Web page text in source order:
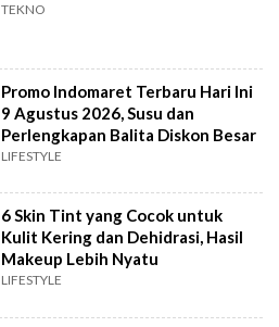
TEKNO
Promo Indomaret Terbaru Hari Ini
9 Agustus 2026, Susu dan
Perlengkapan Balita Diskon Besar
LIFESTYLE
6 Skin Tint yang Cocok untuk
Kulit Kering dan Dehidrasi, Hasil
Makeup Lebih Nyatu
LIFESTYLE